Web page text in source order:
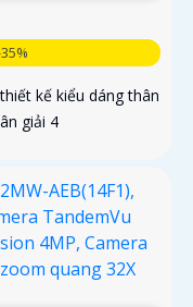
kế kiểu dáng thân
giải 4